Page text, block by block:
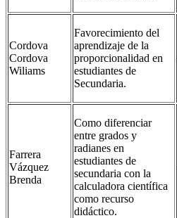
Cordova
Cordova
Wiliams
Favorecimiento del
aprendizaje de la
proporcionalidad en
estudiantes de
Secundaria.
Farrera
Vázquez
Brenda
Como diferenciar
entre grados y
radianes en
estudiantes de
secundaria con la
calculadora científica
como recurso
didáctico.